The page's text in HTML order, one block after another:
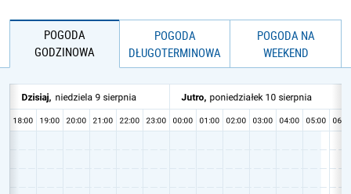
POGODA
GODZINOWA
POGODA
DŁUGOTERMINOWA
POGODA NA
WEEKEND